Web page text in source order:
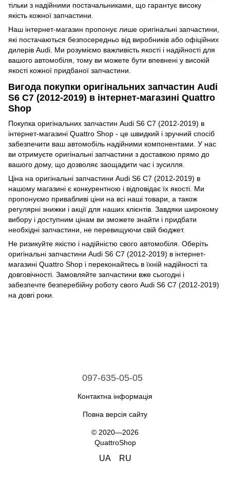
тільки з надійними постачальниками, що гарантує високу
якість кожної запчастини.
Наш інтернет-магазин пропонує лише оригінальні запчастини,
які постачаються безпосередньо від виробників або офіційних
дилерів Audi. Ми розуміємо важливість якості і надійності для
вашого автомобіля, тому ви можете бути впевнені у високій
якості кожної придбаної запчастини.
Вигода покупки оригінальних запчастин Audi
S6 C7 (2012-2019) в інтернет-магазині Quattro
Shop
Покупка оригінальних запчастин Audi S6 C7 (2012-2019) в
інтернет-магазині Quattro Shop - це швидкий і зручний спосіб
забезпечити ваш автомобіль надійними компонентами. У нас
ви отримуєте оригінальні запчастини з доставкою прямо до
вашого дому, що дозволяє заощадити час і зусилля.
Ціна на оригінальні запчастини Audi S6 C7 (2012-2019) в
нашому магазині є конкурентною і відповідає їх якості. Ми
пропонуємо привабливі ціни на всі наші товари, а також
регулярні знижки і акції для наших клієнтів. Завдяки широкому
вибору і доступним цінам ви зможете знайти і придбати
необхідні запчастини, не перевищуючи свій бюджет.
Не ризикуйте якістю і надійністю свого автомобіля. Оберіть
оригінальні запчастини Audi S6 C7 (2012-2019) в інтернет-
магазині Quattro Shop і переконайтесь в їхній надійності та
довговічності. Замовляйте запчастини вже сьогодні і
забезпечте безперебійну роботу свого Audi S6 C7 (2012-2019)
на довгі роки.
097-635-05-05
Контактна інформація
Повна версія сайту
© 2020—2026
QuattroShop
UA RU